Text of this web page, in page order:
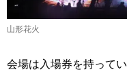
山形花火
会場は入場券を持って